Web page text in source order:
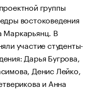
группы
востоковедения
Маркарьянц. В
участие студенты-
Дарья Бугрова,
Денис Лейко,
и Анна